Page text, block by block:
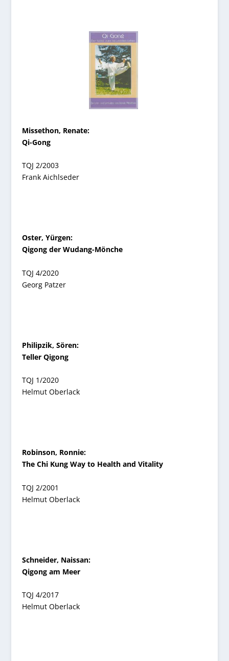
Missethon, Renate:
Qi-Gong
TQJ 2/2003
Frank Aichlseder
Oster, Yürgen:
Qigong der Wudang-Mönche
TQJ 4/2020
Georg Patzer
Philipzik, Sören:
Teller Qigong
TQJ 1/2020
Helmut Oberlack
Robinson, Ronnie:
The Chi Kung Way to Health and Vitality
TQJ 2/2001
Helmut Oberlack
Schneider, Naissan:
Qigong am Meer
TQJ 4/2017
Helmut Oberlack